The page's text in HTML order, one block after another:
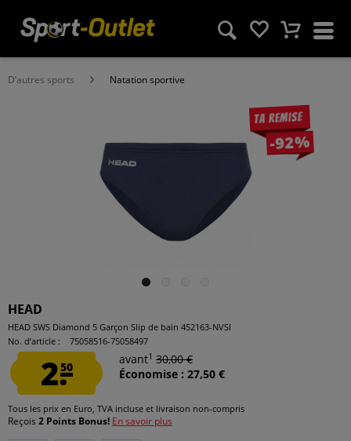
D’autres sports Natation sportive
Ta remise
-92%
HEAD
HEAD SWS Diamond 5 Garçon Slip de bain 452163-NVSI
No. d’article :
75058516-75058497
2.50
avant1 30,00 €
Économise : 27,50 €
Tous les prix en Euro, TVA incluse et livraison non-compris
Reçois 2 Points Bonus! En savoir plus